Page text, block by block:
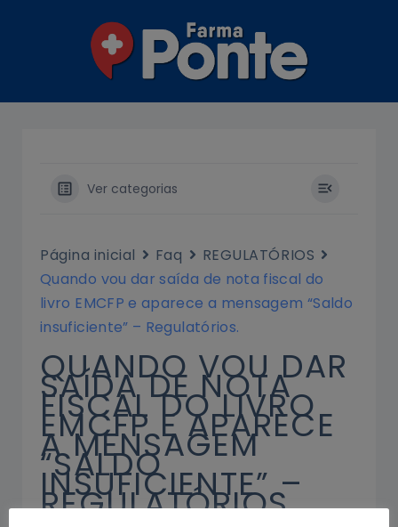
Ver categorias
Página inicial Faq
REGULATÓRIOS
Quando vou dar saída de nota fiscal do
livro EMCFP e aparece a mensagem “Saldo
insuficiente” – Regulatórios.
QUANDO VOU DAR
SAÍDA DE NOTA
FISCAL DO LIVRO
EMCFP E APARECE
A MENSAGEM
“SALDO
INSUFICIENTE” –
REGULATÓRIOS.